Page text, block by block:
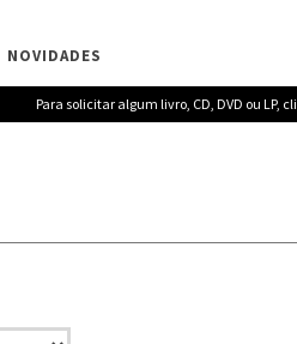
NOVIDADES
Para solicitar algum livro, CD, DVD ou LP,